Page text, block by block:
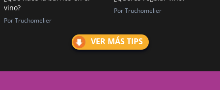
vino?
Por Truchomelier
Por Truchomelier
VER MÁS TIPS